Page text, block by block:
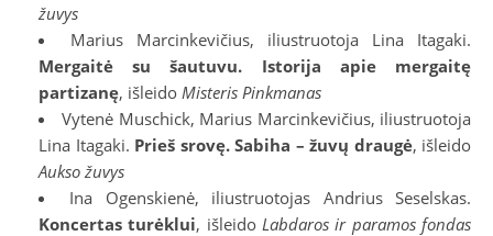
žuvys
Marius Marcinkevičius, iliustruotoja Lina Itagaki.
Mergaitė su šautuvu. Istorija apie mergaitę
partizanę, išleido Misteris Pinkmanas
Vytenė Muschick, Marius Marcinkevičius, iliustruotoja
Lina Itagaki. Prieš srovę. Sabiha – žuvų draugė, išleido
Aukso žuvys
Ina Ogenskienė, iliustruotojas Andrius Seselskas.
Koncertas turėklui, išleido Labdaros ir paramos fondas